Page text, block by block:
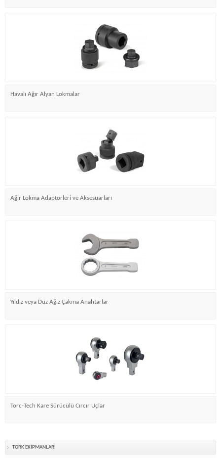
Havalı Ağır Alyan Lokmalar
Ağır Lokma Adaptörleri ve Aksesuarları
Yıldız veya Düz Ağız Çakma Anahtarlar
Torc-Tech Kare Sürücülü Cırcır Uçlar
TORK EKİPMANLARI